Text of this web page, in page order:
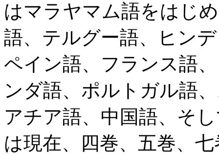
はマラヤマム語をはじ
語、テルグー語、ヒン
ペイン語、フランス語
ンダ語、ポルトガル語
アチア語、中国語、そ
は現在、四巻、五巻、